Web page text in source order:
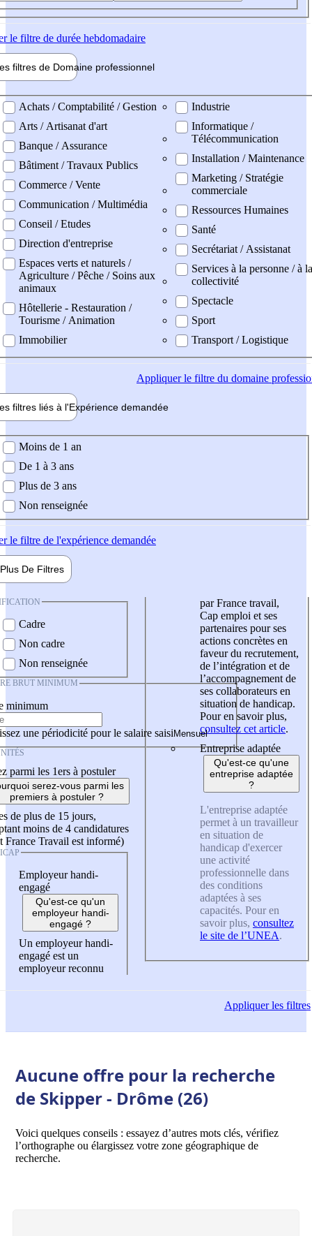
le filtre de durée hebdomadaire
filtres de Domaine professionnel
professionel
Achats / Comptabilité / Gestion
Arts / Artisanat d'art
Banque / Assurance
Bâtiment / Travaux Publics
Commerce / Vente
Communication / Multimédia
Conseil / Etudes
Direction d'entreprise
Espaces verts et naturels /
Agriculture / Pêche / Soins aux
animaux
Hôtellerie - Restauration /
Tourisme / Animation
Immobilier
Industrie
Informatique /
Télécommunication
Installation / Maintenance
Marketing / Stratégie
commerciale
Ressources Humaines
Santé
Secrétariat / Assistanat
Services à la personne / à la
collectivité
Spectacle
Sport
Transport / Logistique
Appliquerle filtre du domaine
filtres liés à l'Expérience demandée
demandée
Moins de 1 an
De 1 à 3 ans
Plus de 3 ans
Non renseignée
le filtre de l'expérience demandée
Plus De Filtres
Cadre
Non cadre
Non renseignée
BRUT MINIMUM
minimum
une périodicité pour le salaire saisi
parmi les 1ers à postuler
serez-vous parmi les
premiers à postuler ?
de plus de 15 jours,
moins de 4 candidatures
France Travail est informé)
Employeur handi-
engagé
Qu'est-ce qu'un
employeur handi-
engagé ?
Un employeur handi-
engagé est un
employeur reconnu
par France travail,
Cap emploi et ses
partenaires pour ses
actions concrètes en
faveur du recrutement,
de l’intégration et de
l’accompagnement de
ses collaborateurs en
situation de handicap.
Pour en savoir plus,
consultez cet article.
Entreprise adaptée
Qu'est-ce qu'une
entreprise adaptée
?
L'entreprise adaptée
permet à un travailleur
en situation de
handicap d'exercer
une activité
professionnelle dans
des conditions
adaptées à ses
capacités. Pour en
savoir plus, consultez
le site de l’UNEA.
Appliquerles filtres
Aucune offre pour la recherche
de Skipper - Drôme (26)
Voici quelques conseils : essayez d’autres mots clés, vérifiez
l’orthographe ou élargissez votre zone géographique de
recherche.